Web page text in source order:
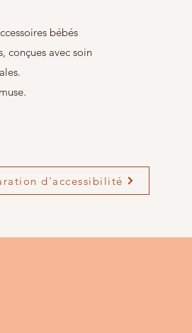
bébés
conçues avec soin
d'accessibilité